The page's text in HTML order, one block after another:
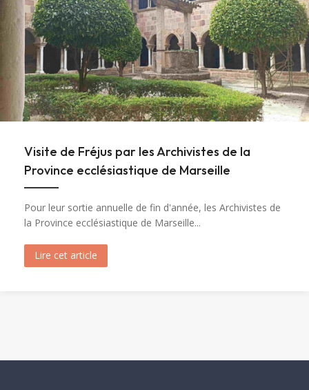
Visite de Fréjus par les Archivistes de la
Province ecclésiastique de Marseille
Pour leur sortie annuelle de fin d'année, les Archivistes de
la Province ecclésiastique de Marseille...
Lire cet article